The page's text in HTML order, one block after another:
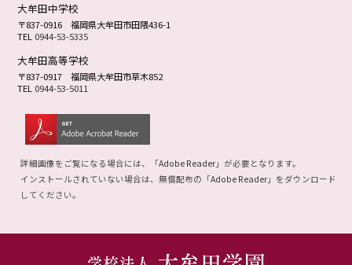
大牟田中学校
〒837-0916福岡県大牟田市田隈436-1
TEL 0944-53-5335
大牟田高等学校
〒837-0917福岡県大牟田市草木852
TEL 0944-53-5011
詳細画像をご覧になる場合には、「Adobe Reader 」が必要となります。
インストールされていない場合は、無償配布の「Adobe Reader 」をダウンロード
してください。